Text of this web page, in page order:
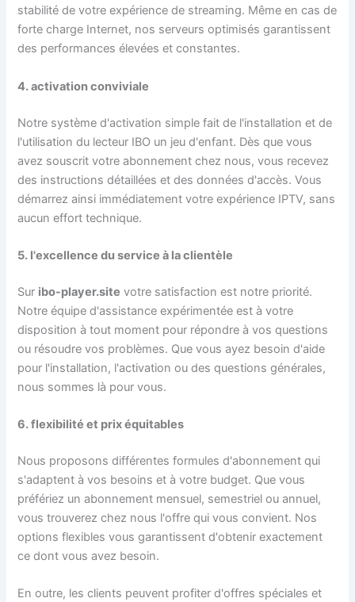
stabilité de votre expérience de streaming. Même en cas de
forte charge Internet, nos serveurs optimisés garantissent
des performances élevées et constantes.
4. activation conviviale
Notre système d'activation simple fait de l'installation et de
l'utilisation du lecteur IBO un jeu d'enfant. Dès que vous
avez souscrit votre abonnement chez nous, vous recevez
des instructions détaillées et des données d'accès. Vous
démarrez ainsi immédiatement votre expérience IPTV, sans
aucun effort technique.
5. l'excellence du service à la clientèle
Sur ibo-player.site votre satisfaction est notre priorité.
Notre équipe d'assistance expérimentée est à votre
disposition à tout moment pour répondre à vos questions
ou résoudre vos problèmes. Que vous ayez besoin d'aide
pour l'installation, l'activation ou des questions générales,
nous sommes là pour vous.
6. flexibilité et prix équitables
Nous proposons différentes formules d'abonnement qui
s'adaptent à vos besoins et à votre budget. Que vous
préfériez un abonnement mensuel, semestriel ou annuel,
vous trouverez chez nous l'offre qui vous convient. Nos
options flexibles vous garantissent d'obtenir exactement
ce dont vous avez besoin.
En outre, les clients peuvent profiter d'offres spéciales et